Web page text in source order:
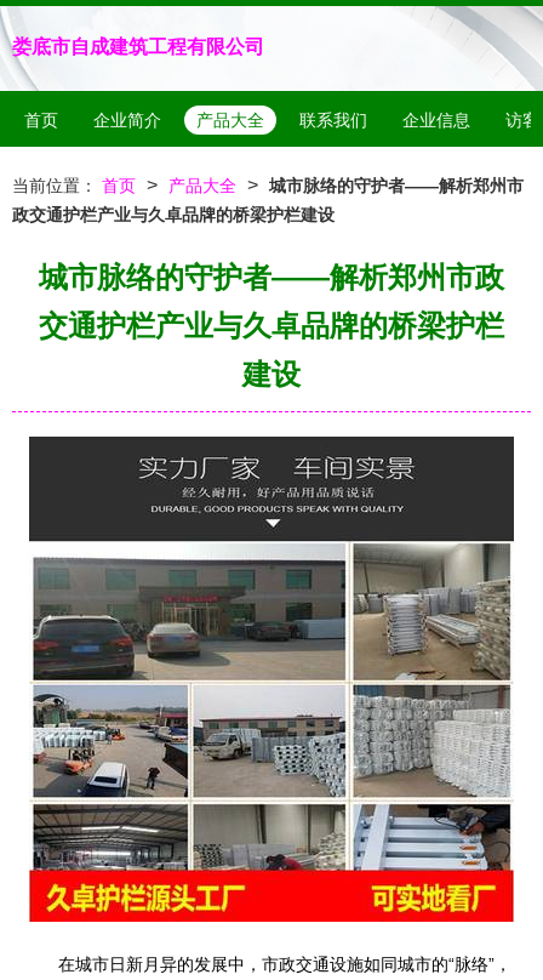
娄底市自成建筑工程有限公司
首页 企业简介 产品大全 联系我们 企业信息 访客
当前位置： 首页 > 产品大全 > 城市脉络的守护者——解析郑州市
政交通护栏产业与久卓品牌的桥梁护栏建设
城市脉络的守护者——解析郑州市政
交通护栏产业与久卓品牌的桥梁护栏
建设
在城市日新月异的发展中，市政交通设施如同城市的“脉络”，